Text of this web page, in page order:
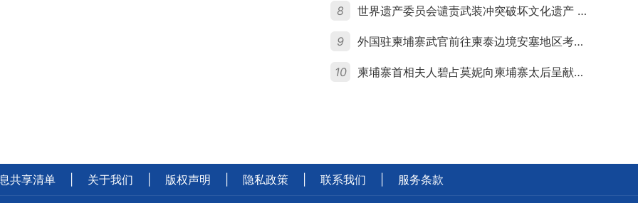
8 世界遗产委员会谴责武装冲突破坏文化遗产 柬埔寨呼吁依法追责并加强国际合作
9 外国驻柬埔寨武官前往柬泰边境安塞地区考察 柬方介绍“危险握手”事件及边境情况
10 柬埔寨首相夫人碧占莫妮向柬埔寨太后呈献世界女童军“卓越领袖奖”
共享清单 关于我们 版权声明 隐私政策 联系我们 服务条款